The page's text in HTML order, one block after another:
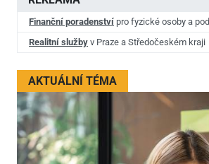
Finanční poradenství pro fyzické osoby a
Realitní služby v Praze a Středočeském kraji
AKTUÁLNÍ TÉMA